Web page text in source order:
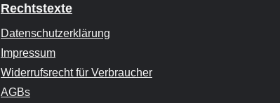
Rechtstexte
Datenschutzerklärung
Impressum
Widerrufsrecht für Verbraucher
AGBs